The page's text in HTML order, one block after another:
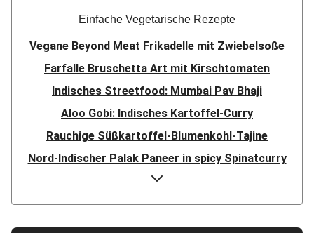
Einfache Vegetarische Rezepte
Vegane Beyond Meat Frikadelle mit Zwiebelsoße
Farfalle Bruschetta Art mit Kirschtomaten
Indisches Streetfood: Mumbai Pav Bhaji
Aloo Gobi: Indisches Kartoffel-Curry
Rauchige Süßkartoffel-Blumenkohl-Tajine
Nord-Indischer Palak Paneer in spicy Spinatcurry
Bowl & doppelt veganen Sweet-Chili-Filetstücken
Doppelte vegane Beyond Meat Frikadelle
Buttrige Filetstücke mit Kormapaste